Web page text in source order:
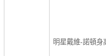
明星戴維-諾頓身